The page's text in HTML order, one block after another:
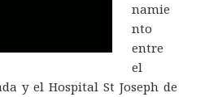
namie
nto
entre
el
y el Hospital St Joseph de